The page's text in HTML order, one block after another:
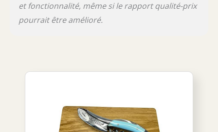
et fonctionnalité, même si le rapport qualité-prix
pourrait être amélioré.